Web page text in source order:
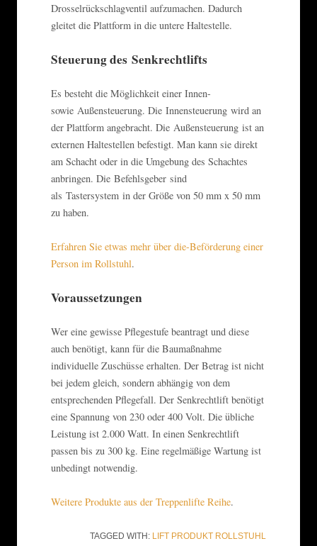
Drosselrückschlagventil aufzumachen. Dadurch
gleitet die Plattform in die untere Haltestelle.
Steuerung des Senkrechtlifts
Es besteht die Möglichkeit einer Innen-
sowie Außensteuerung. Die Innensteuerung wird an
der Plattform angebracht. Die Außensteuerung ist an
externen Haltestellen befestigt. Man kann sie direkt
am Schacht oder in die Umgebung des Schachtes
anbringen. Die Befehlsgeber sind
als Tastersystem in der Größe von 50 mm x 50 mm
zu haben.
Erfahren Sie etwas mehr über die-Beförderung einer
Person im Rollstuhl.
Voraussetzungen
Wer eine gewisse Pflegestufe beantragt und diese
auch benötigt, kann für die Baumaßnahme
individuelle Zuschüsse erhalten. Der Betrag ist nicht
bei jedem gleich, sondern abhängig von dem
entsprechenden Pflegefall. Der Senkrechtlift benötigt
eine Spannung von 230 oder 400 Volt. Die übliche
Leistung ist 2.000 Watt. In einen Senkrechtlift
passen bis zu 300 kg. Eine regelmäßige Wartung ist
unbedingt notwendig.
Weitere Produkte aus der Treppenlifte Reihe.
TAGGED WITH: LIFT PRODUKT ROLLSTUHL